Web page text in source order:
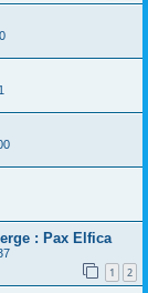
: Pax Elfica
1 2